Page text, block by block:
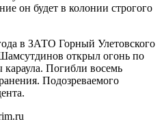
он будет в колонии строгого
в ЗАТО Горный Улетовского
открыл огонь по
Погибли восемь
Подозреваемого